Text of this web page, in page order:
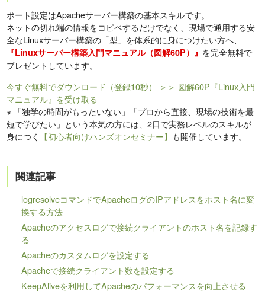
ポート設定はApacheサーバー構築の基本スキルです。
ネットの切れ端の情報をコピペするだけでなく、現場で通用する安
全なLinuxサーバー構築の「型」を体系的に身につけたい方へ、
『Linuxサーバー構築入門マニュアル（図解60P）』 を完全無料で
プレゼントしています。
今すぐ無料でダウンロード（登録10秒）
＞＞ 図解60P『Linux入門
マニュアル』を受け取る
※ 「独学の時間がもったいない」「プロから直接、現場の技術を最
短で学びたい」という本気の方には、2日で実務レベルのスキルが
身につく
【初心者向けハンズオンセミナー】 も開催しています。
関連記事
logresolveコマンドでApacheログのIPアドレスをホスト名に変
換する方法
Apacheのアクセスログで接続クライアントのホスト名を記録す
る
Apacheのカスタムログを設定する
Apacheで接続クライアント数を設定する
KeepAliveを利用してApacheのパフォーマンスを向上させる